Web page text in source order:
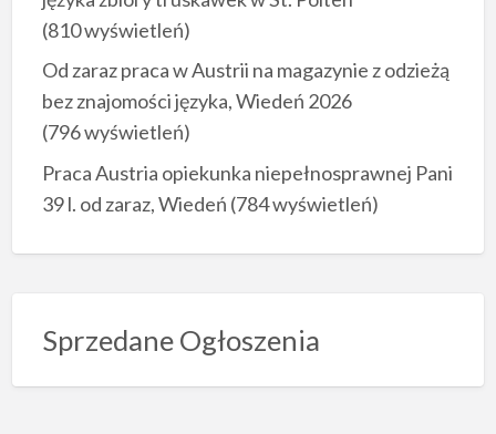
(810 wyświetleń)
Od zaraz praca w Austrii na magazynie z odzieżą
bez znajomości języka, Wiedeń 2026
(796 wyświetleń)
Praca Austria opiekunka niepełnosprawnej Pani
39 l. od zaraz, Wiedeń (784 wyświetleń)
Sprzedane Ogłoszenia